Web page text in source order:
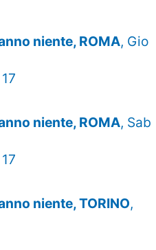
niente, ROMA, Gio
niente, ROMA, Sab
niente, TORINO,